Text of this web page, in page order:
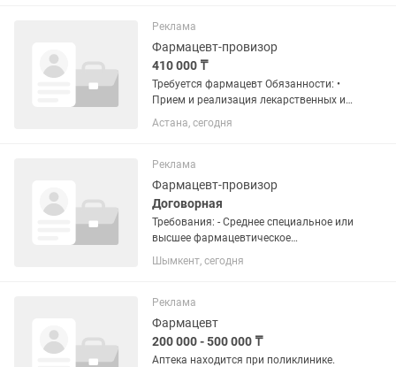
Проверка рецептов и соблюдение
правил...
Реклама
Фармацевт-провизор
410 000 ₸
Требуется фармацевт Обязанности: •
Прием и реализация лекарственных и
медицинских препаратов; • Выкладка
товара и поддержание порядка в
• Контроль сроков...
Астана, сегодня
Реклама
Фармацевт-провизор
Договорная
Требования: - Среднее специальное или
высшее фармацевтическое
образование - Опыт работы в аптеке
приветствуется - Знание ассортимента
Грамотная речь,
доброжелательность,...
Шымкент, сегодня
Реклама
Фармацевт
200 000 - 500 000 ₸
Аптека находится при поликлинике.